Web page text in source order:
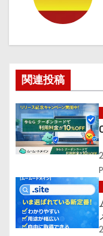
シ
ョ
ン
関連投稿